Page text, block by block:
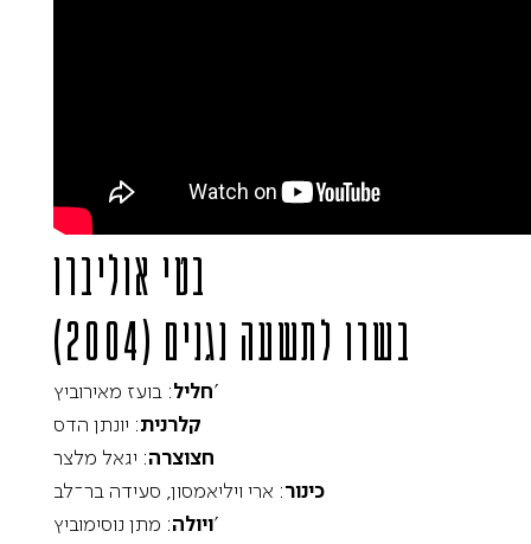
בטי אוליברו
בשרו לתשעה נגנים (2004)
חליל: בועז מאירוביץ’
קלרנית: יונתן הדס
חצוצרה: יגאל מלצר
כינור: ארי ויליאמסון, סעידה בר־לב
ויולה: מתן נוסימוביץ’